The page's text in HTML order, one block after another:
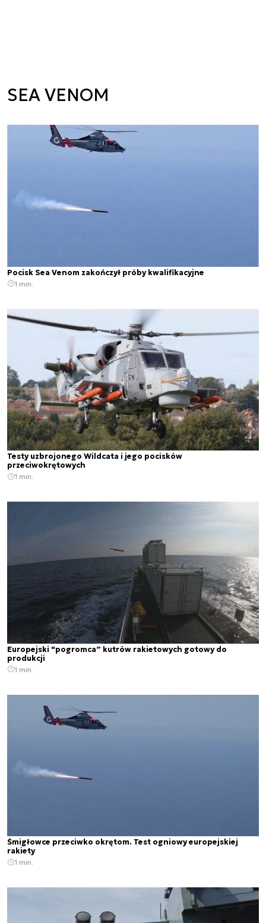
SEA VENOM
Pocisk Sea Venom zakończył próby kwalifikacyjne
1 min.
Testy uzbrojonego Wildcata i jego pocisków
przeciwokrętowych
1 min.
Europejski "pogromca” kutrów rakietowych gotowy do
produkcji
1 min.
Śmigłowce przeciwko okrętom. Test ogniowy europejskiej
rakiety
1 min.